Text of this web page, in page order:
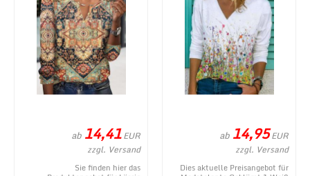
ab 14,41EUR
zzgl. Versand
Sie finden hier das
ab 14,95EUR
zzgl. Versand
Dies aktuelle Preisangebot für